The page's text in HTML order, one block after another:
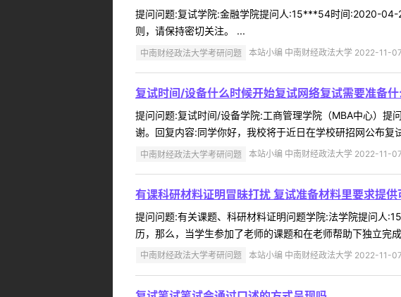
提问问题:复试学院:金融学院提问人:15***54时间:2020-04-
则，请保持密切关注。 ...
中南财经政法大学考研问题 本站小编 中南财经政法大学 2022-11-07
复试时间/设备什么时候开始复试网络复试需要准备
提问问题:复试时间/设备学院:工商管理学院（MBA中心）
谢。回复内容:同学你好，我校将于近日在学校研招网公布复
中南财经政法大学考研问题 本站小编 中南财经政法大学 2022-11-07
有课科研材料证明冒昧打扰 复试准备材料里要求提
提问问题:有关课题、科研材料证明问题学院:法学院提问人
历，那么，当学生参加了老师的课题和在老师帮助下独立完
中南财经政法大学考研问题 本站小编 中南财经政法大学 2022-11-07